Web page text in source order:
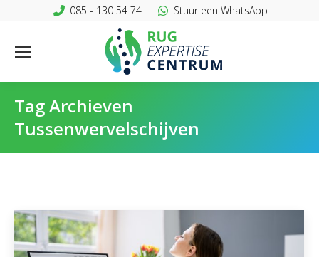
085 - 130 54 74 Stuur een WhatsApp
Tag Archieven
Tussenwervelschijven